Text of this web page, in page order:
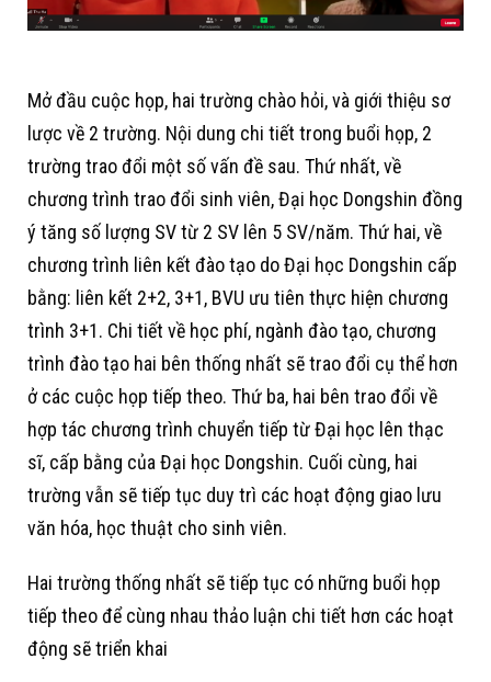
Mở đầu cuộc họp, hai trường chào hỏi, và giới thiệu sơ
lược về 2 trường. Nội dung chi tiết trong buổi họp, 2
trường trao đổi một số vấn đề sau. Thứ nhất, về
chương trình trao đổi sinh viên, Đại học Dongshin đồng
ý tăng số lượng SV từ 2 SV lên 5 SV/năm. Thứ hai, về
chương trình liên kết đào tạo do Đại học Dongshin cấp
bằng: liên kết 2+2, 3+1, BVU ưu tiên thực hiện chương
trình 3+1. Chi tiết về học phí, ngành đào tạo, chương
trình đào tạo hai bên thống nhất sẽ trao đổi cụ thể hơn
ở các cuộc họp tiếp theo. Thứ ba, hai bên trao đổi về
hợp tác chương trình chuyển tiếp từ Đại học lên thạc
sĩ, cấp bằng của Đại học Dongshin. Cuối cùng, hai
trường vẫn sẽ tiếp tục duy trì các hoạt động giao lưu
văn hóa, học thuật cho sinh viên.
Hai trường thống nhất sẽ tiếp tục có những buổi họp
tiếp theo để cùng nhau thảo luận chi tiết hơn các hoạt
động sẽ triển khai